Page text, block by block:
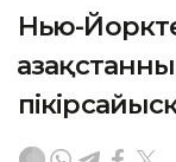
Нью-Йоркте